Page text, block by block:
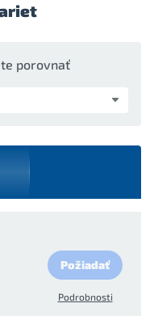
porovnať
Požiadať
Podrobnosti